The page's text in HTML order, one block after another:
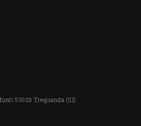
53020 Trequanda (SI)